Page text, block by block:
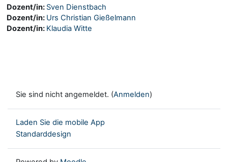
Dozent/in: Sven Dienstbach
Dozent/in: Urs Christian Gießelmann
Dozent/in: Klaudia Witte
Sie sind nicht angemeldet. (Anmelden)
Laden Sie die mobile App
Standarddesign